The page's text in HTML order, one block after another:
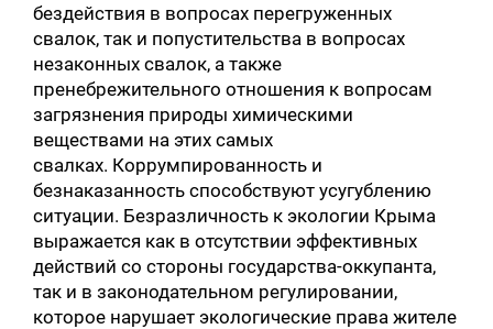
бездействия в вопросах перегруженных
свалок, так и попустительства в вопросах
незаконных свалок, а также
пренебрежительного отношения к вопросам
загрязнения природы химическими
веществами на этих самых
свалках. Коррумпированность и
безнаказанность способствуют усугублению
ситуации. Безразличность к экологии Крыма
выражается как в отсутствии эффективных
действий со стороны государства-оккупанта,
так и в законодательном регулировании,
которое нарушает экологические права жителе